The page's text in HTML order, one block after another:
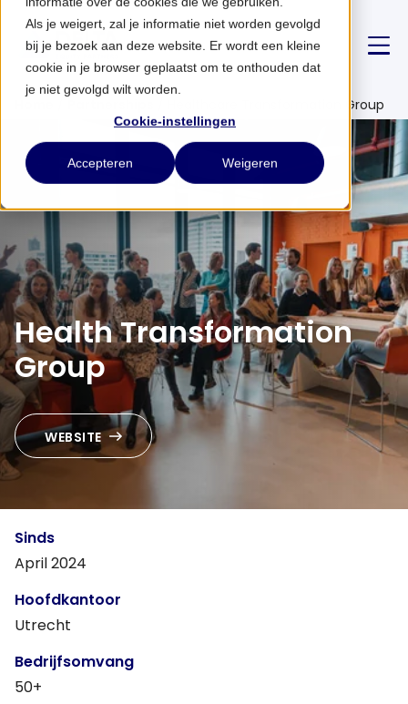
Als je weigert, zal je informatie niet worden gevolgd
bij je bezoek aan deze website. Er wordt een kleine
cookie in je browser geplaatst om te onthouden dat
je niet gevolgd wilt worden.
Cookie-instellingen
Accepteren Weigeren
Over ons
Partnerships
Nieuws
CONTACT
NL
Healthcare Transformation Group
Health Transformation
Group
WEBSITE
Sinds
April 2024
Hoofdkantoor
Utrecht
Bedrijfsomvang
50+